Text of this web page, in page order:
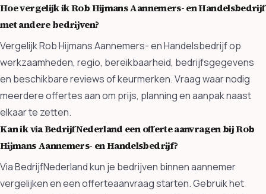
Hoe vergelijk ik Rob Hijmans Aannemers- en Handelsbedrijf
met andere bedrijven?
Vergelijk Rob Hijmans Aannemers- en Handelsbedrijf op
werkzaamheden, regio, bereikbaarheid, bedrijfsgegevens
en beschikbare reviews of keurmerken. Vraag waar nodig
meerdere offertes aan om prijs, planning en aanpak naast
elkaar te zetten.
Kan ik via BedrijfNederland een offerte aanvragen bij Rob
Hijmans Aannemers- en Handelsbedrijf?
Via BedrijfNederland kun je bedrijven binnen aannemer
vergelijken en een offerteaanvraag starten. Gebruik het